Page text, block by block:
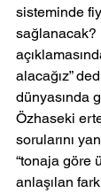
sisteminde
sağlanacak?
alacağız”
dünyasında
Özhaseki
sorularını
“tonaja göre
anlaşılan